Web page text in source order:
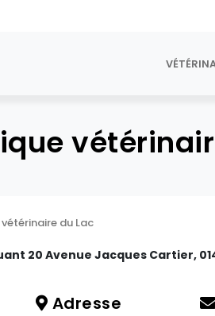
du Lac
20 Avenue Jacques Cartier,
Adresse